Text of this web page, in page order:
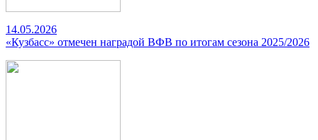
14.05.2026
«Кузбасс» отмечен наградой ВФВ по итогам сезона 2025/2026